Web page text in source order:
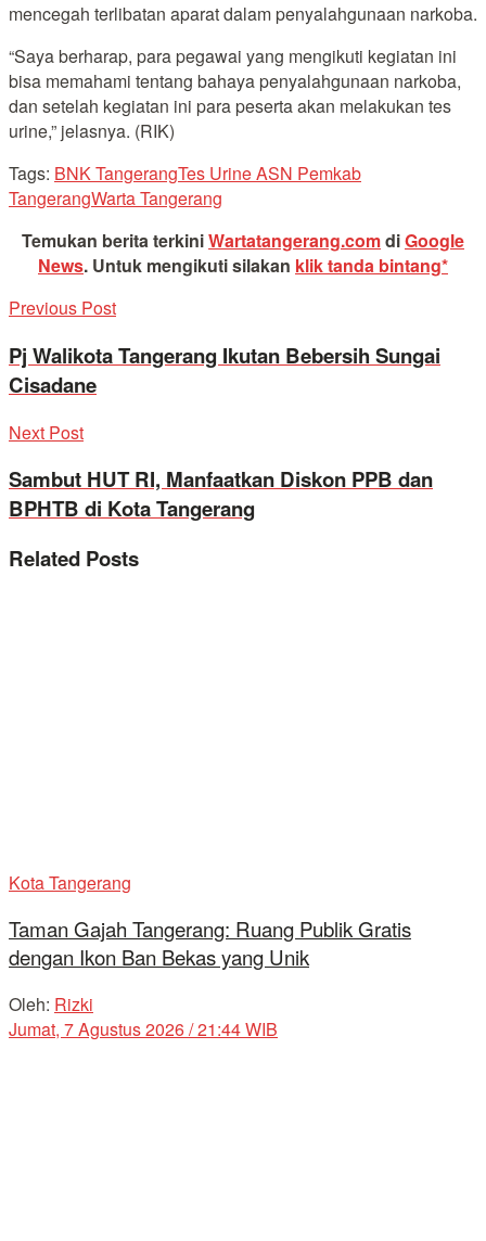
mencegah terlibatan aparat dalam penyalahgunaan narkoba.
“Saya berharap, para pegawai yang mengikuti kegiatan ini
bisa memahami tentang bahaya penyalahgunaan narkoba,
dan setelah kegiatan ini para peserta akan melakukan tes
urine,” jelasnya. (RIK)
Tags: BNK TangerangTes Urine ASN Pemkab
TangerangWarta Tangerang
Temukan berita terkiniWartatangerang.comdiGoogle
News. Untuk mengikuti silakan klik tanda bintang*
Previous Post
Pj Walikota Tangerang Ikutan Bebersih Sungai
Cisadane
Next Post
Sambut HUT RI, Manfaatkan Diskon PPB dan
BPHTB di Kota Tangerang
Related Posts
Kota Tangerang
Taman Gajah Tangerang: Ruang Publik Gratis
dengan Ikon Ban Bekas yang Unik
Oleh: Rizki
Jumat, 7 Agustus 2026 / 21:44 WIB